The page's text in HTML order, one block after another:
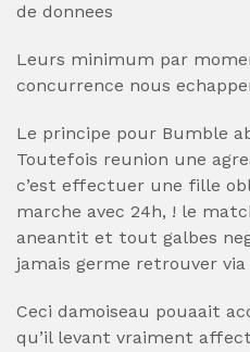
de donnees
Leurs minimum par
concurrence nous
Le principe pour Bumble
Toutefois reunion une
c’est effectuer une fille
marche avec 24h, ! le
aneantit et tout galbes
jamais germe retrouver via
Ceci damoiseau pouaait
qu’il levant vraiment